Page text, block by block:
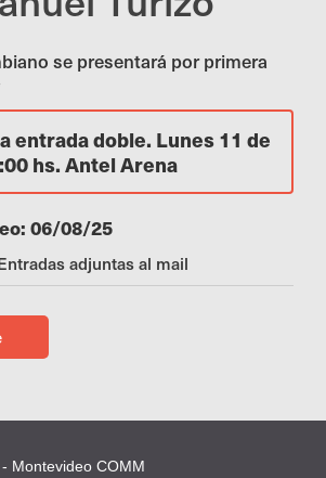
se presentará por primera
entrada doble. Lunes 11 de
hs. Antel Arena
06/08/25
adjuntas al mail
Montevideo COMM